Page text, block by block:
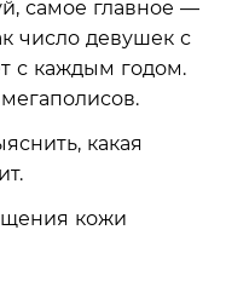
самое главное —
число девушек с
с каждым годом.
какая